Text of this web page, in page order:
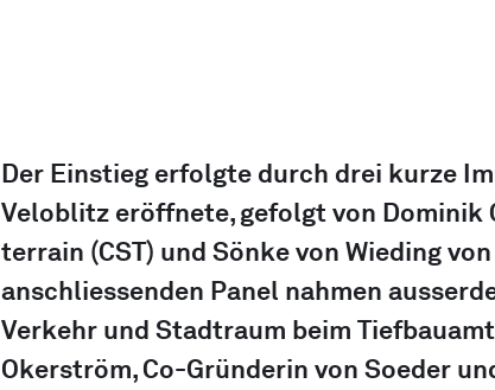
Der Einstieg erfolgte durch drei kurze
Veloblitz eröffnete, gefolgt von Dominik
terrain (CST) und Sönke von Wieding
anschliessenden Panel nahmen
Verkehr und Stadtraum beim
Okerström, Co-Gründerin von Soeder